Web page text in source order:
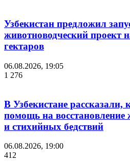
Узбекистан предложил
животноводческий проект
гектаров
06.08.2026, 19:05
1 276
В Узбекистане рассказали,
помощь на
и стихийных бедствий
06.08.2026, 19:00
412